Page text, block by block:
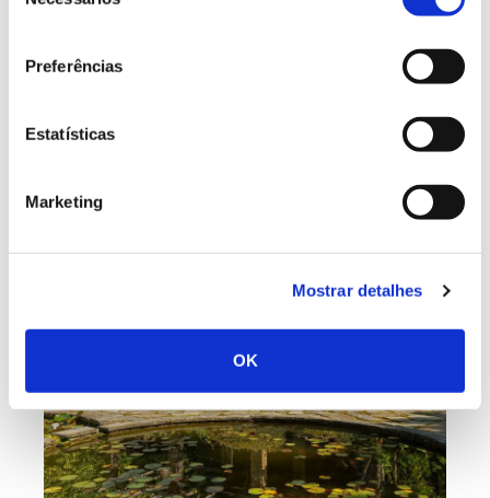
Preferências
Estatísticas
Marketing
Mostrar detalhes
OK
Atualmente, o jardim botânico pertence ao Museu de
Porto (MHNC-UP) e situa-se no centro da cidade,
assumindo-se como um “pulmão verde” com mais de
lagos com plantas aquáticas.